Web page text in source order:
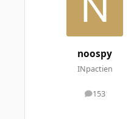
noospy
INpactien
153
messages